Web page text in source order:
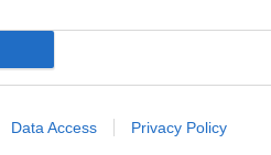
Data Access Privacy Policy